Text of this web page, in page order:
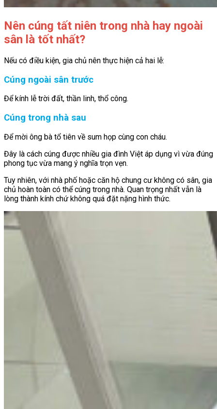
Nên cúng tất niên trong nhà hay ngoài
sân là tốt nhất?
Nếu có điều kiện, gia chủ nên thực hiện cả hai lễ:
Cúng ngoài sân trước
Để kính lễ trời đất, thần linh, thổ công.
Cúng trong nhà sau
Để mời ông bà tổ tiên về sum họp cùng con cháu.
Đây là cách cúng được nhiều gia đình Việt áp dụng vì vừa đúng
phong tục vừa mang ý nghĩa trọn vẹn.
Tuy nhiên, với nhà phố hoặc căn hộ chung cư không có sân, gia
chủ hoàn toàn có thể cúng trong nhà. Quan trọng nhất vẫn là
lòng thành kính chứ không quá đặt nặng hình thức.